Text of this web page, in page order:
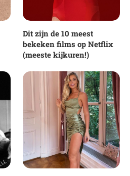
Dit zijn de 10 meest
bekeken films op Netflix
(meeste kijkuren!)